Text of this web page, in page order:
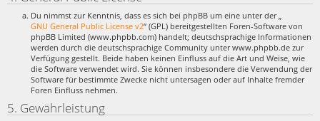
Du nimmst zur Kenntnis, dass es sich bei phpBB um eine unter der „
GNU General Public License v2“ (GPL) bereitgestellten Foren-Software von
phpBB Limited (www.phpbb.com) handelt; deutschsprachige Informationen
werden durch die deutschsprachige Community unter www.phpbb.de zur
Verfügung gestellt. Beide haben keinen Einfluss auf die Art und Weise, wie
die Software verwendet wird. Sie können insbesondere die Verwendung der
Software für bestimmte Zwecke nicht untersagen oder auf Inhalte fremder
Foren Einfluss nehmen.
5. Gewährleistung